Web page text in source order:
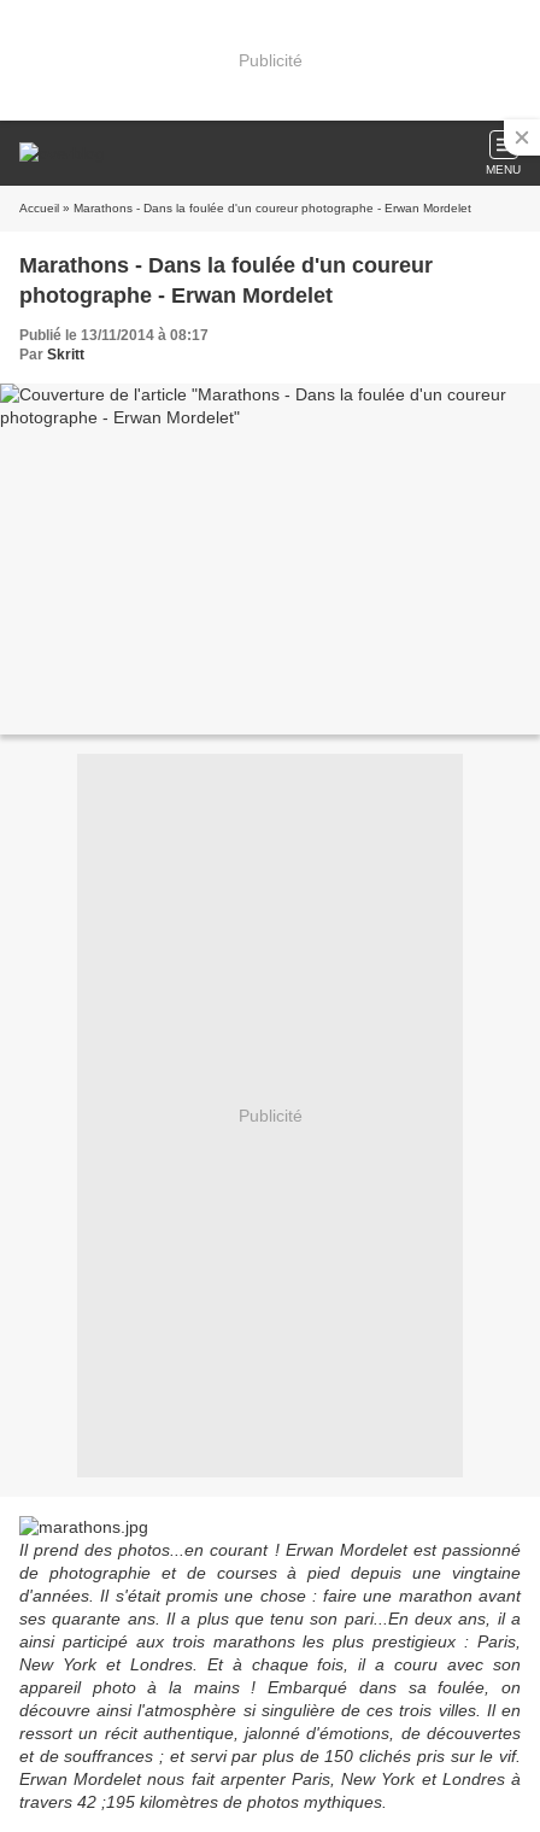
Publicité
MENU
Accueil » Marathons - Dans la foulée d'un coureur photographe - Erwan Mordelet
Marathons - Dans la foulée d'un coureur
photographe - Erwan Mordelet
Publié le 13/11/2014 à 08:17
Par Skritt
Publicité
Il prend des photos...en courant ! Erwan Mordelet est passionné
de photographie et de courses à pied depuis une vingtaine
d'années. Il s'était promis une chose : faire une marathon avant
ses quarante ans. Il a plus que tenu son pari...En deux ans, il a
ainsi participé aux trois marathons les plus prestigieux : Paris,
New York et Londres. Et à chaque fois, il a couru avec son
appareil photo à la mains ! Embarqué dans sa foulée, on
découvre ainsi l'atmosphère si singulière de ces trois villes. Il en
ressort un récit authentique, jalonné d'émotions, de découvertes
et de souffrances ; et servi par plus de 150 clichés pris sur le vif.
Erwan Mordelet nous fait arpenter Paris, New York et Londres à
travers 42 ;195 kilomètres de photos mythiques.